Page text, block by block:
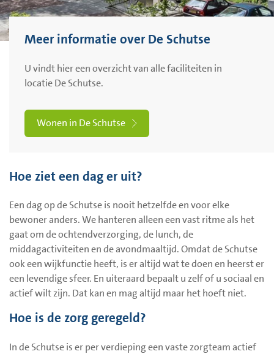
Meer informatie over De Schutse
U vindt hier een overzicht van alle faciliteiten in
locatie De Schutse.
Wonen in De Schutse
Hoe ziet een dag er uit?
Een dag op de Schutse is nooit hetzelfde en voor elke
bewoner anders. We hanteren alleen een vast ritme als het
gaat om de ochtendverzorging, de lunch, de
middagactiviteiten en de avondmaaltijd. Omdat de Schutse
ook een wijkfunctie heeft, is er altijd wat te doen en heerst er
een levendige sfeer. En uiteraard bepaalt u zelf of u sociaal en
actief wilt zijn. Dat kan en mag altijd maar het hoeft niet.
Hoe is de zorg geregeld?
In de Schutse is er per verdieping een vaste zorgteam actief